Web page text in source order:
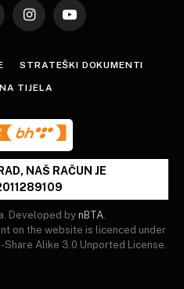
InstagramYouTube
STRATEŠKI DOKUMENTI
TIJELA
NAŠ RAČUN JE
Developed by nBTA.
on the website is licenced under
Alike 3.0 Unported License.